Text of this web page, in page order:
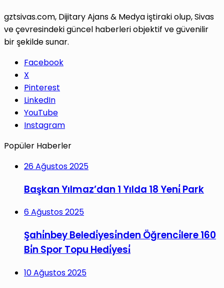
gztsivas.com, Dijitary Ajans & Medya iştiraki olup, Sivas
ve çevresindeki güncel haberleri objektif ve güvenilir
bir şekilde sunar.
Facebook
X
Pinterest
LinkedIn
YouTube
Instagram
Popüler Haberler
26 Ağustos 2025
Başkan Yılmaz’dan 1 Yılda 18 Yeni̇ Park
6 Ağustos 2025
Şahi̇nbey Beledi̇yesi̇nden Öğrenci̇lere 160
Bi̇n Spor Topu Hedi̇yesi̇
10 Ağustos 2025